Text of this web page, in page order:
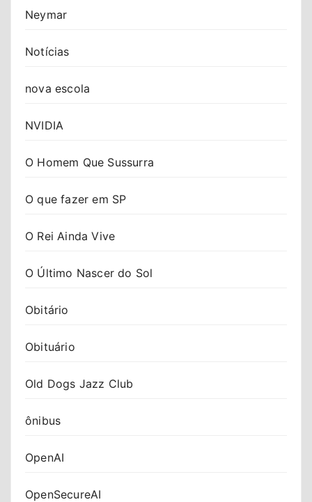
Neymar
Notícias
nova escola
NVIDIA
O Homem Que Sussurra
O que fazer em SP
O Rei Ainda Vive
O Último Nascer do Sol
Obitário
Obituário
Old Dogs Jazz Club
ônibus
OpenAI
OpenSecureAI